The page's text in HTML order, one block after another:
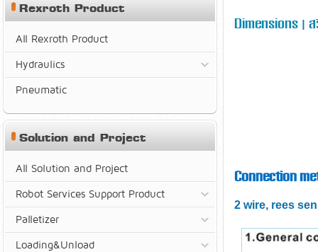
Dimensions | ส
Connection
2 wire, rees
Rexroth Product
All Rexroth Product
Hydraulics
Pneumatic
Solution and Project
All Solution and Project
Robot Services Support Product
Palletizer
Loading&Unload